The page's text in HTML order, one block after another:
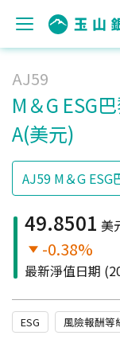
AJ59
M＆G ESG
A(美元)
49.8501 美
-0.38%
最新淨值日期
ESG 風險報酬等